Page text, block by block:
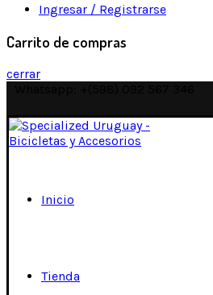
Ingresar / Registrarse
Carrito de compras
cerrar
Inicio
Tienda